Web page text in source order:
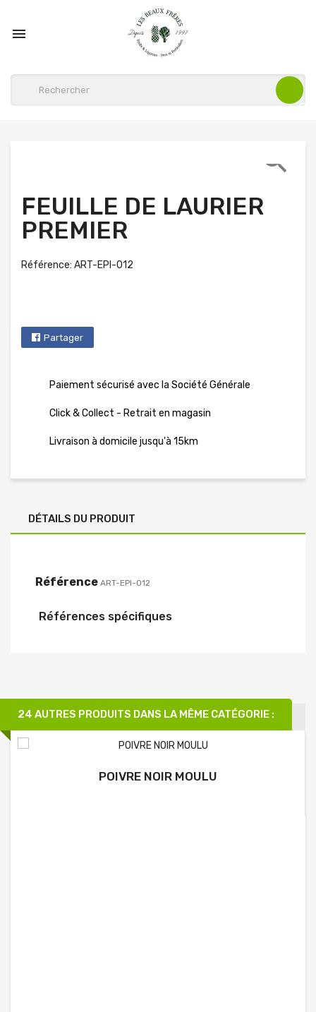


FEUILLE DE LAURIER
PREMIER
Référence: ART-EPI-012
Partager
Paiement sécurisé avec la Société Générale
Click & Collect - Retrait en magasin
Livraison à domicile jusqu'à 15km
DÉTAILS DU PRODUIT
Référence ART-EPI-012
Références spécifiques
24 AUTRES PRODUITS DANS LA MÊME CATÉGORIE :
POIVRE NOIR MOULU